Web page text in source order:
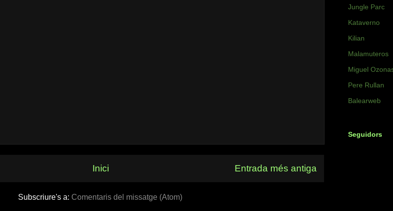
Entrada més antiga
Inici
Subscriure's a: Comentaris del missatge (Atom)
Jungle Parc
Kataverno
Kilian
Malamuteros
Miguel
Pere Rullan
Balearweb
Seguidors